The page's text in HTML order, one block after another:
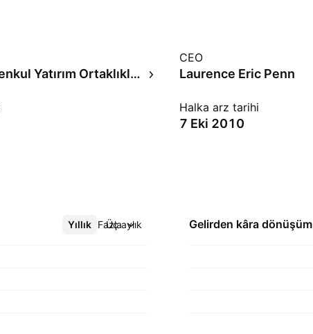
Gayrı Menkul Yatırım Ortaklıkları
CEO
Laurence Eric Penn
Halka arz tarihi
7 Eki 2010
Yıllık Üç aylık
Daha Fazla Gelirden kâra dönüşüm